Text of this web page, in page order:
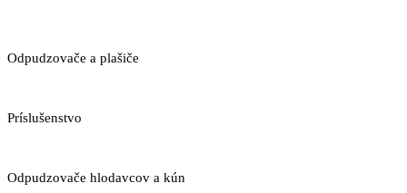
Odpudzovače a plašiče
Príslušenstvo
Odpudzovače hlodavcov a kún